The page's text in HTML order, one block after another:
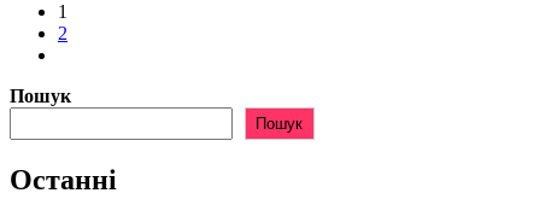
1
2
Пошук
Пошук
Останні